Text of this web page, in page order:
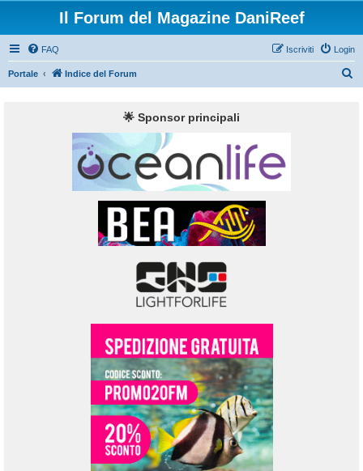
Il Forum del Magazine DaniReef
FAQ Login
Iscriviti
Portale Indice del Forum
🌟 Sponsor principali